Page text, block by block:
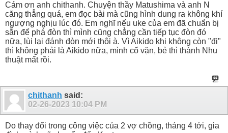
Cám ơn anh chithanh. Chuyện thầy Matushima và anh N
căng thẳng quá, em đọc bài mà cũng hình dung ra không khí
ngượng nghịu lúc đó. Em nghĩ nếu uke của em đã chuẩn bị
sẵn để phá đòn thì mình cũng chẳng cần tiếp tục đòn đó
nữa, lùi lại đánh đòn mới thôi à. Vì Aikido khi không còn "đi"
thì không phải là Aikido nữa, mình cố vặn, bẻ thì thành Nhu
thuật mất rồi.
chithanh said:
02-26-2023 10:04 PM
Do thay đổi trong công việc của 2 vợ chồng, tháng 4 tới, gia